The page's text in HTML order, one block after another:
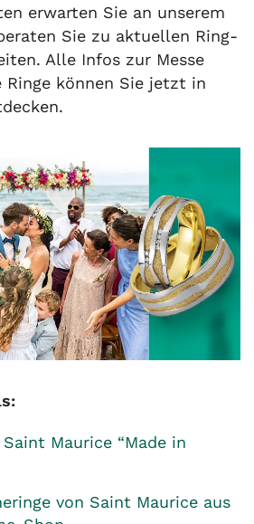
erwarten Sie an unserem
Sie zu aktuellen Ring-
Alle Infos zur Messe
können Sie jetzt in
Maurice “Made in
von Saint Maurice aus